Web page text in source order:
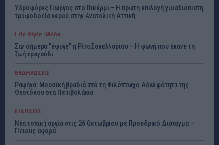
Υδροφόρες Γιώργος στο Πικέρμι – Η πρώτη επιλογή για αξιόπιστη
τροφοδοσία νερού στην Ανατολική Αττική
Life Style -Μόδα
Σαν σήμερα ”έφυγε” η Ρίτα Σακελλαρίου – Η φωνή που έκανε τη
ζωή τραγούδι
ΕΚΔΗΛΩΣΕΙΣ
Ραφήνα: Μουσική βραδιά από τη Φιλόπτωχο Αδελφότητα της
Θεοτόκου στα Περιβολάκια
ΕΙΔΗΣΕΙΣ
Νέα τοπική αργία στις 26 Οκτωβρίου με Προεδρικό Διάταγμα –
Ποιους αφορά